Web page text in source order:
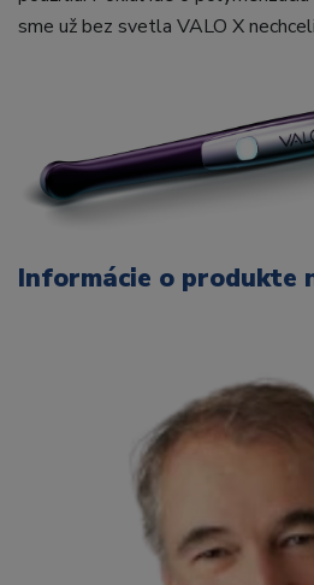
sme už bez svetla VALO X
Informácie o produkte